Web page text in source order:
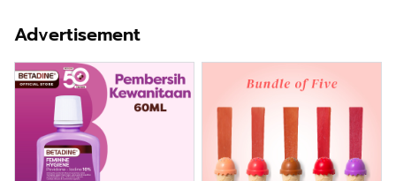
Santai Slimfit Formal
Advertisement